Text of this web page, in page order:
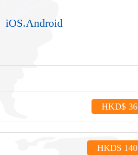
iOS.Android
HKD$ 36
HKD$ 140